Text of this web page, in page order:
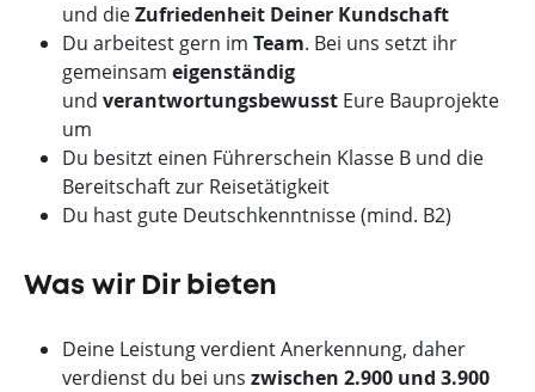
und dieZufriedenheit Deiner Kundschaft
Du arbeitest gern im Team. Bei uns setzt ihr
gemeinsam eigenständig
und verantwortungsbewusst Eure Bauprojekte
um
Du besitzt einen Führerschein Klasse B und die
Bereitschaft zur Reisetätigkeit
Du hast gute Deutschkenntnisse (mind. B2)
Was wir Dir bieten
Deine Leistung verdient Anerkennung, daher
verdienst du bei uns zwischen 2.900 und 3.900